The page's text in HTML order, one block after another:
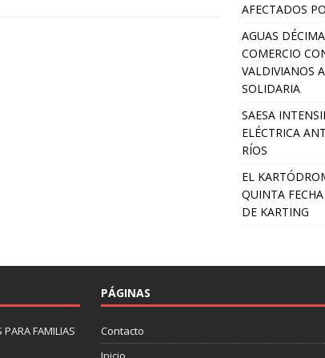
AFECTADOS
AGUAS
COMERCIO
VALDIVIANOS
SOLIDARIA
SAESA
ELÉCTRICA
RÍOS
EL
QUINTA
DE KARTING
FAMILIAS
PÁGINAS
Contacto